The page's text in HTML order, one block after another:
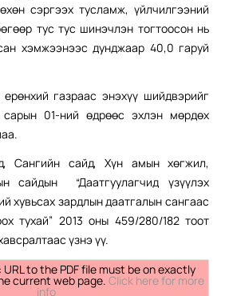
сэргээх тусламж, үйлчилгээний
тус тус шинэчлэн тогтоосон нь
хэмжээнээс дунджаар 40,0 гаруй
газраас энэхүү шийдвэрийг
01-ний өдрөөс эхлэн мөрдөх
Сангийн сайд, Хүн амын хөгжил,
сайдын “Даатгуулагчид үзүүлэх
хувьсах зардлын даатгалын сангаас
тухай” 2013 оны 459/280/182 тоот
үзнэ үү.
to the PDF file must be on exactly
current web page. Click here for more
info